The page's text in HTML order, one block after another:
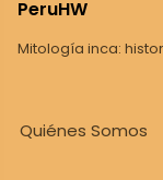
PeruHW
Mitología inca:
Quiénes Somos